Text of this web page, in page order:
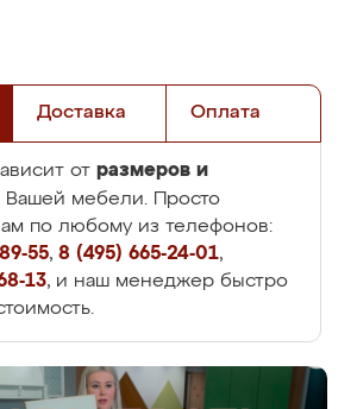
Доставка Оплата
от размеров и
Вашей мебели. Просто
по любому из телефонов:
55, 8 (495) 665-24-01,
13, и наш менеджер быстро